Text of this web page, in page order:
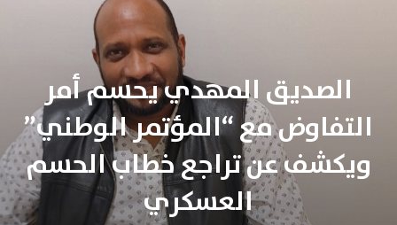
الصديق المهدي يحسم أمر
التفاوض مع “المؤتمر الوطني”
ويكشف عن تراجع خطاب الحسم
العسكري